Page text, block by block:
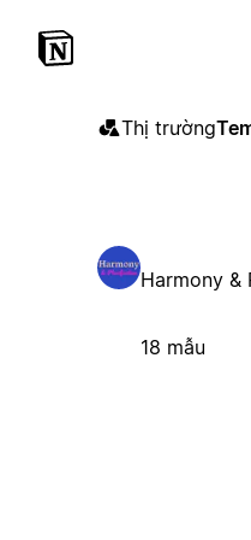
Thị trường
Harmony &
18 mẫu